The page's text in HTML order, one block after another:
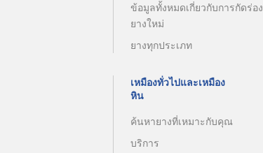
ข้อมูลทั้งหมดเกี่ยวกับการกัดร่อง
ยางใหม่
ยางทุกประเภท
เหมืองทั่วไปและเหมือง
หิน
ค้นหายางที่เหมาะกับคุณ
บริการ